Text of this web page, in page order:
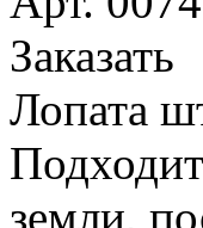
Заказать
Лопата
земли,